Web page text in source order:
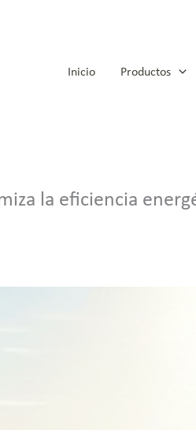
Inicio
Productos
la eficiencia